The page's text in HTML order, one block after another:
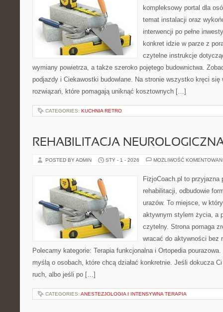
kompleksowy portal dla
temat instalacji oraz
interwencji po pełne
konkret idzie w parze z
czytelne instrukcje
wymiany powietrza, a także szeroko pojętego budownictwa.
podjazdy i Ciekawostki budowlane. Na stronie wszystko kręci się
rozwiązań, które pomagają uniknąć kosztownych […]
CATEGORIES: KUCHNIA RETRO
REHABILITACJA
POSTED BY ADMIN STY - 1 - 2026 MOŻLIWOŚĆ
FizjoCoach.pl to przyjazna
rehabilitacji, odbudowie
urazów. To miejsce, w
aktywnym stylem życia, a
czytelny. Strona pomaga
wracać do aktywności bez
Polecamy kategorie: Terapia funkcjonalna i Ortopedia
myślą o osobach, które chcą działać konkretnie. Jeśli dokucza
ruch, albo jeśli po […]
CATEGORIES: ANESTEZJOLOGIA I INTENSYWNA TERAPIA